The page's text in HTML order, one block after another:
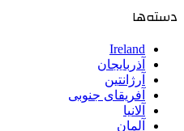
دسته‌ها
Ireland
آذربایجان
آرژانتین
آفریقای جنوبی
آلانیا
آلمان